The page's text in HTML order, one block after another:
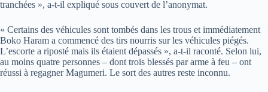
tranchées », a-t-il expliqué sous couvert de l’anonymat.
« Certains des véhicules sont tombés dans les trous et immédiatement
Boko Haram a commencé des tirs nourris sur les véhicules piégés.
L’escorte a riposté mais ils étaient dépassés », a-t-il raconté. Selon lui,
au moins quatre personnes – dont trois blessés par arme à feu – ont
réussi à regagner Magumeri. Le sort des autres reste inconnu.